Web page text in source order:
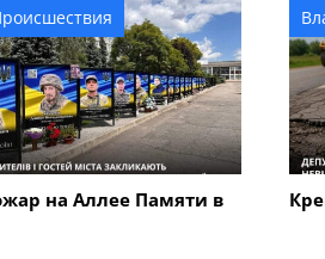
на Аллее Памяти в